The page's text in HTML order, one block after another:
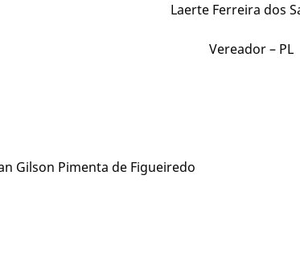
Laerte Ferreira dos
Vereador – PL
Gilson Pimenta de Figueiredo